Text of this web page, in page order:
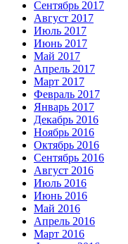
Сентябрь 2017
Август 2017
Июль 2017
Июнь 2017
Май 2017
Апрель 2017
Март 2017
Февраль 2017
Январь 2017
Декабрь 2016
Ноябрь 2016
Октябрь 2016
Сентябрь 2016
Август 2016
Июль 2016
Июнь 2016
Май 2016
Апрель 2016
Март 2016